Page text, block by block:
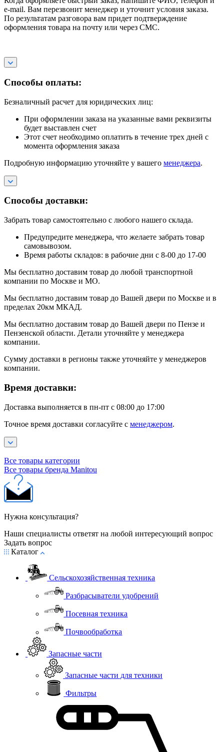
e-mail. Вам перезвонит менеджер и уточнит условия заказа.
По результатам разговора вам придет подтверждение
оформления товара на почту или через СМС.
Способы оплаты:
Безналичный расчет для юридических лиц:
При оформлении заказа на указанные вами реквизиты
будет выставлен счет
Этот счет необходимо оплатить в течение трех дней с
момента оформления заказа
Подробную информацию уточняйте у вашего менеджера.
Способы доставки:
Забрать товар самостоятельно с любого нашего склада.
Предупредите менеджера, что желаете забрать товар
самовывозом.
Время работы складов: в рабочие дни с 8-00 до 17-00
Мы бесплатно доставим товар до любой транспортной
компании по Москве и МО.
Мы бесплатно доставим товар до Вашей двери по Москве и в
пределах 20км МКАД.
Мы бесплатно доставим товар до Вашей двери по Пензе и
Пензенской области. Детали уточняйте у менеджера
компании.
Сумму доставки в регионы также уточняйте у менеджеров
компании.
Время доставки:
Доставка выполняется в пн-пт с 08:00 до 17:00
Точное время доставки согласуйте с менеджером.
Все товары категории
Все товары бренда Manitou
Нужна консультация?
Наши специалисты ответят на любой интересующий вопрос
Задать вопрос
Каталог
Сельскохозяйственная техника
Разбрасыватели удобрений
Посевная техника
Почвообработка
Запасные части
Запасные части для техники
Фильтры